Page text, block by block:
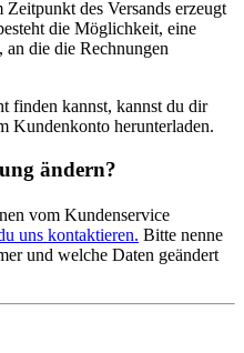
des Versands erzeugt
die Möglichkeit, eine
die die Rechnungen
finden kannst, kannst du dir
Kundenkonto herunterladen.
ändern?
vom Kundenservice
uns kontaktieren. Bitte nenne
und welche Daten geändert